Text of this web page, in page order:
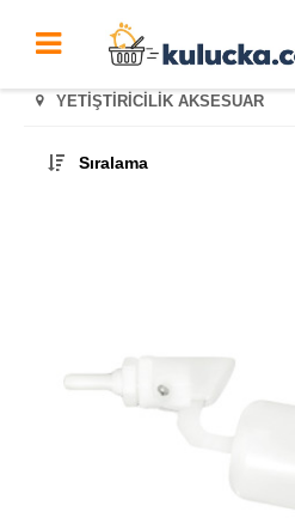
YETIŞTIRICILIK AKSESUAR
Sıralama